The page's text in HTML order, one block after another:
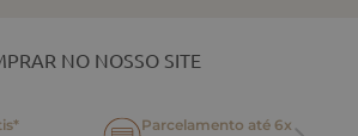
NO NOSSO SITE
Parcelamento até 6x